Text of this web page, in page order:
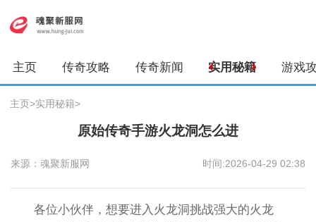
主页 传奇攻略 传奇新闻 实用秘籍 游戏
主页>实用秘籍>
原始传奇手游火龙洞怎么进
来源：魂聚新服网 时间:2026-04-29 02:38
各位小伙伴，想要进入火龙洞挑战强大的火龙